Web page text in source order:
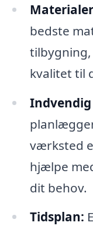
bedste
tilbygning,
kvalitet til
værksted
hjælpe
dit behov.
Tidsplan: